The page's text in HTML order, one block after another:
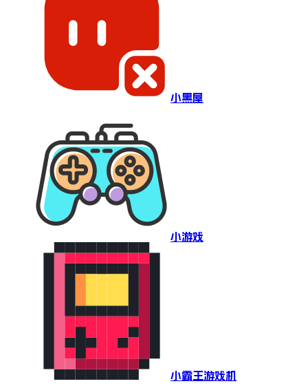
小黑屋
小游戏
小霸王游戏机